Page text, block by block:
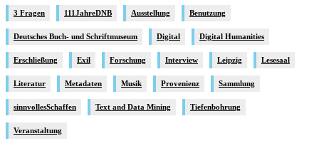
3 Fragen 111JahreDNB Ausstellung Benutzung
Deutsches Buch- und Schriftmuseum Digital Digital Humanities
Erschließung Exil Forschung Interview Leipzig Lesesaal
Literatur Metadaten Musik Provenienz Sammlung
sinnvollesSchaffen Text and Data Mining Tiefenbohrung
Veranstaltung